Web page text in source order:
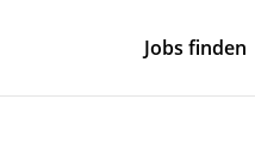
Jobs finden